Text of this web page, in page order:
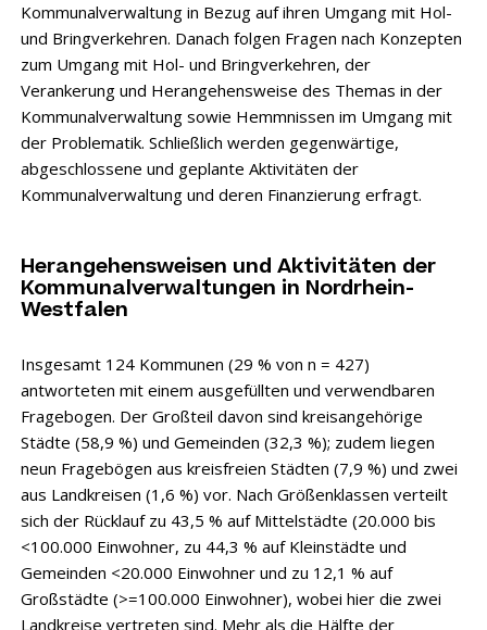
Kommunalverwaltung in Bezug auf ihren Umgang mit Hol-
und Bringverkehren. Danach folgen Fragen nach Konzepten
zum Umgang mit Hol- und Bringverkehren, der
Verankerung und Herangehensweise des Themas in der
Kommunal­verwaltung sowie Hemmnissen im Umgang mit
der Problematik. Schließlich werden gegen­wärtige,
abgeschlossene und geplante Aktivitäten der
Kommunalverwaltung und deren Finanzierung erfragt.
Herangehensweisen und Aktivitäten der
Kommunal­verwaltungen in Nordrhein-
Westfalen
Insgesamt 124 Kommunen (29 % von n = 427)
antworteten mit einem ausgefüllten und verwendbaren
Fragebogen. Der Großteil davon sind kreisangehörige
Städte (58,9 %) und Gemeinden (32,3 %); zudem liegen
neun Fragebögen aus kreisfreien Städten (7,9 %) und zwei
aus Landkreisen (1,6 %) vor. Nach Größenklassen verteilt
sich der Rücklauf zu 43,5 % auf Mittelstädte (20.000 bis
<100.000 Einwohner, zu 44,3 % auf Kleinstädte und
Gemeinden <20.000 Einwohner und zu 12,1 % auf
Großstädte (>=100.000 Einwohner), wobei hier die zwei
Landkreise vertreten sind. Mehr als die Hälfte der